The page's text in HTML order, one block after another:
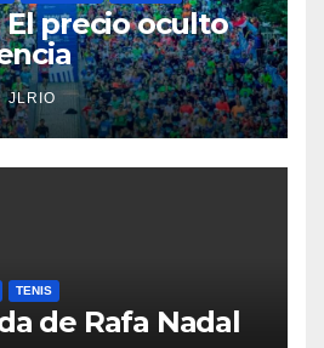
precio oculto
JLRIO
TENIS
de Rafa Nadal